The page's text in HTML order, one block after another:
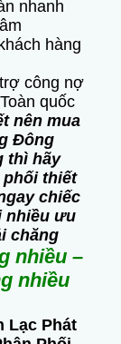
nhanh
hàng
công nợ
quốc
nên mua
Đông
thì hãy
phối thiết
chiếc
nhiều ưu
chăng
nhiều –
nhiều
Lạc Phát